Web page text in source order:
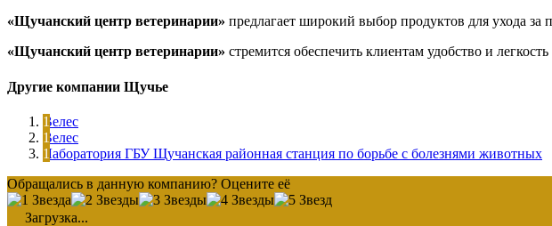
«Щучанский центр ветеринарии» предлагает широкий выбор продуктов для ухода
«Щучанский центр ветеринарии» стремится обеспечить клиентам удобство и
Другие компании Щучье
Велес
Велес
Лаборатория ГБУ Щучанская районная станция по борьбе с болезнями животных
Обращались в данную компанию? Оцените её
Загрузка...